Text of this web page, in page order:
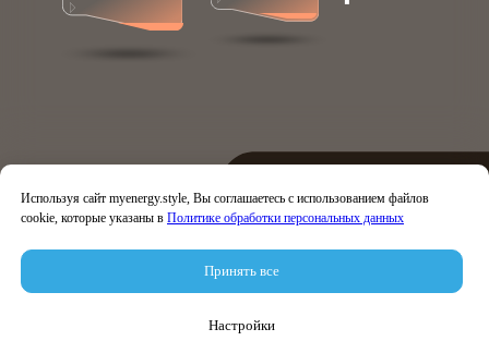
Используя сайт myenergy.style, Вы соглашаетесь с использованием файлов
cookie, которые указаны в Политике обработки персональных данных
Принять все
Настройки